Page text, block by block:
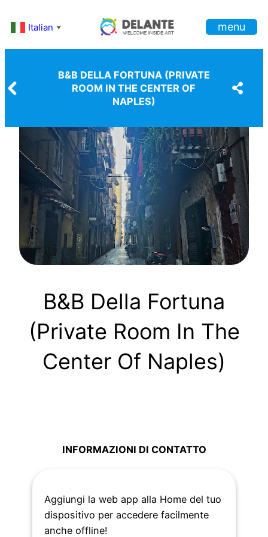
Italian ▼ menu
B&B DELLA FORTUNA (PRIVATE
ROOM IN THE CENTER OF
NAPLES)
B&B Della Fortuna
(Private Room In The
Center Of Naples)
INFORMAZIONI DI CONTATTO
Vico Croce S. Agostino, 12 – 80139 Napoli
Aggiungi la web app alla Home del tuo
dispositivo per accedere facilmente
anche offline!